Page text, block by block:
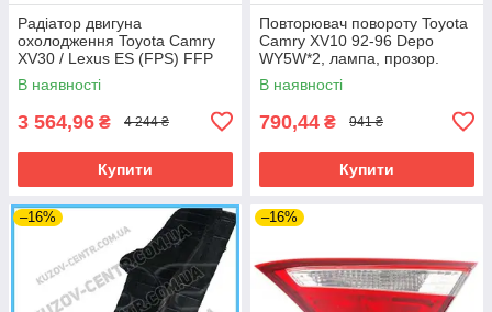
Радіатор двигуна
охолодження Toyota Camry
XV30 / Lexus ES (FPS) FFP
70 A1183
В наявності
3 564,96 ₴ 4 244 ₴
Купити
Повторювач повороту Toyota
Camry XV10 92-96 Depo
WY5W*2, лампа, прозор.
В наявності
790,44 ₴ 941 ₴
Купити
–16% –16%